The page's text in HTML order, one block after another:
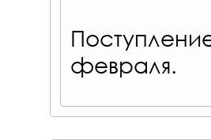
февраля.